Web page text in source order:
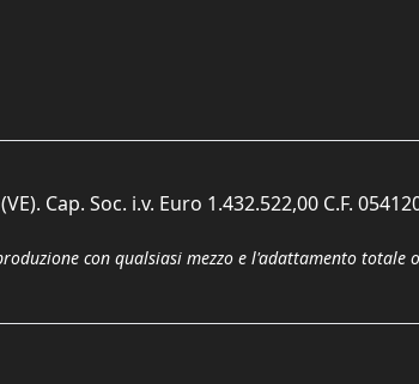
Cap. Soc. i.v. Euro 1.432.522,00 C.F.
con qualsiasi mezzo e l'adattamento totale